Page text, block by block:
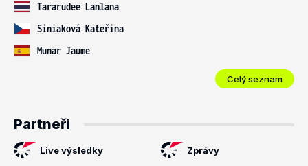
Tararudee Lanlana
Siniaková Kateřina
Munar Jaume
Celý seznam
Partneři
Live výsledky Zprávy